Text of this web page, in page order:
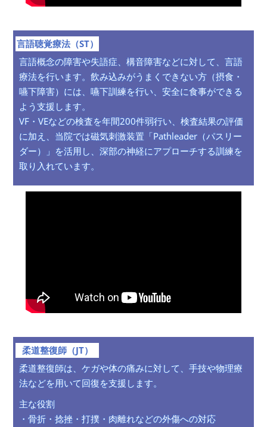
言語聴覚療法（ST）
言語概念の障害や失語症、構音障害などに対して、言語
療法を行います。飲み込みがうまくできない方（摂食・
嚥下障害）には、嚥下訓練を行い、安全に食事ができる
よう支援します。
VF・VEなどの検査を年間200件弱行い、検査結果の評価
に加え、当院では磁気刺激装置「Pathleader（パスリー
ダー）」を活用し、深部の神経にアプローチする訓練を
取り入れています。
柔道整復師（JT）
柔道整復師は、ケガや体の痛みに対して、手技や物理療
法などを用いて回復を支援します。
主な役割
・骨折・捻挫・打撲・肉離れなどの外傷への対応